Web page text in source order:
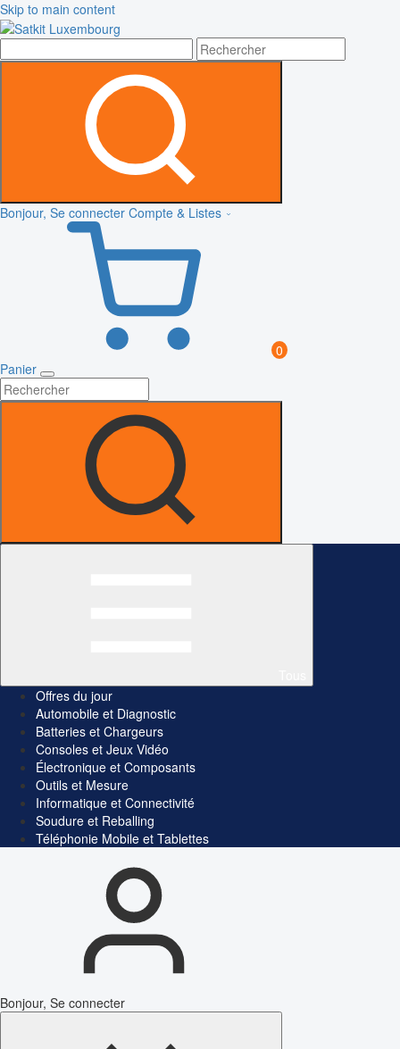
Skip to main content
Bonjour, Se connecter Compte & Listes
0
Panier
Offres du jour
Automobile et Diagnostic
Batteries et Chargeurs
Consoles et Jeux Vidéo
Électronique et Composants
Outils et Mesure
Informatique et Connectivité
Soudure et Reballing
Téléphonie Mobile et Tablettes
Bonjour, Se connecter